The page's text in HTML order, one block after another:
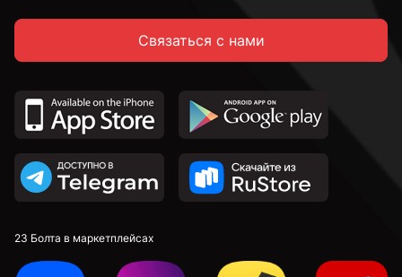
16 мм
18 мм
20 мм
Связаться с нами
23 Болта в маркетплейсах